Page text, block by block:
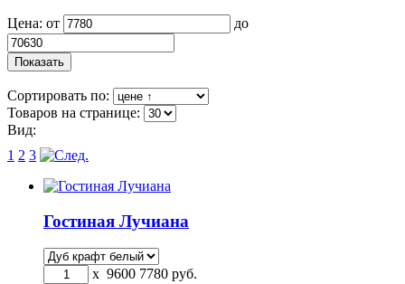
Цена: от до
Сортировать по:
Товаров на странице:
Вид:
1 2 3
Гостиная Лучиана
x 9600 7780 руб.